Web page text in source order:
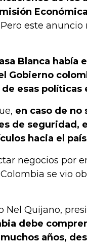
Pero este
Blanca había
Gobierno
esas políticas
en caso de no
de seguridad,
hacia el país.
negocios por
se vio
Nel Quijano,
debe
años,